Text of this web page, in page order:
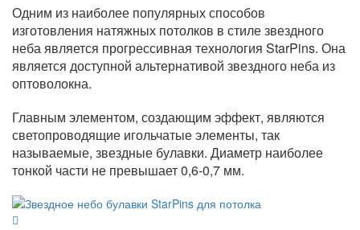
Одним из наиболее популярных способов
изготовления натяжных потолков в стиле звездного
неба является прогрессивная технология StarPins. Она
является доступной альтернативой звездного неба из
оптоволокна.
Главным элементом, создающим эффект, являются
светопроводящие игольчатые элементы, так
называемые, звездные булавки. Диаметр наиболее
тонкой части не превышает 0,6-0,7 мм.